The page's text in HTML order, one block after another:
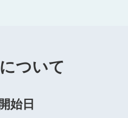
ついて
始日